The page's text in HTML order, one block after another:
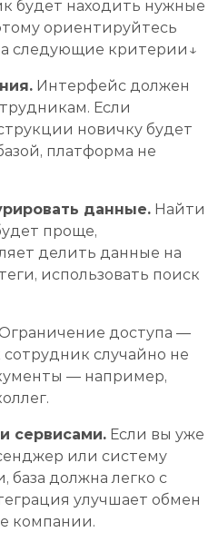
будет находить нужные
ориентируйтесь
следующие критерии↓
Интерфейс должен
Если
новичку будет
платформа не
данные. Найти
проще,
делить данные на
использовать поиск
Ограничение доступа —
случайно не
— например,
сервисами. Если вы уже
или систему
база должна легко с
улучшает обмен
компании.